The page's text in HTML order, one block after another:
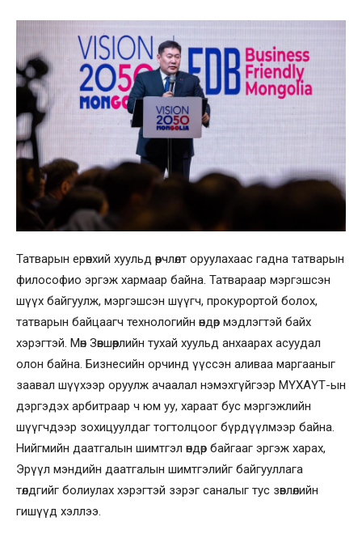
Татварын ерөнхий хуульд өөрчлөлт оруулахаас гадна татварын
философио эргэж хармаар байна. Татвараар мэргэшсэн
шүүх байгуулж, мэргэшсэн шүүгч, прокурортой болох,
татварын байцаагч технологийн өндөр мэдлэгтэй байх
хэрэгтэй. Мөн Зөвшөөрлийн тухай хуульд анхаарах асуудал
олон байна. Бизнесийн орчинд үүссэн аливаа маргааныг
заавал шүүхээр оруулж ачаалал нэмэхгүйгээр МҮХАҮТ-ын
дэргэдэх арбитраар ч юм уу, хараат бус мэргэжлийн
шүүгчдээр зохицуулдаг тогтолцоог бүрдүүлмээр байна.
Нийгмийн даатгалын шимтгэл өндөр байгааг эргэж харах,
Эрүүл мэндийн даатгалын шимтгэлийг байгууллага
төлдгийг болиулах хэрэгтэй зэрэг саналыг тус зөвлөлийн
гишүүд хэллээ.